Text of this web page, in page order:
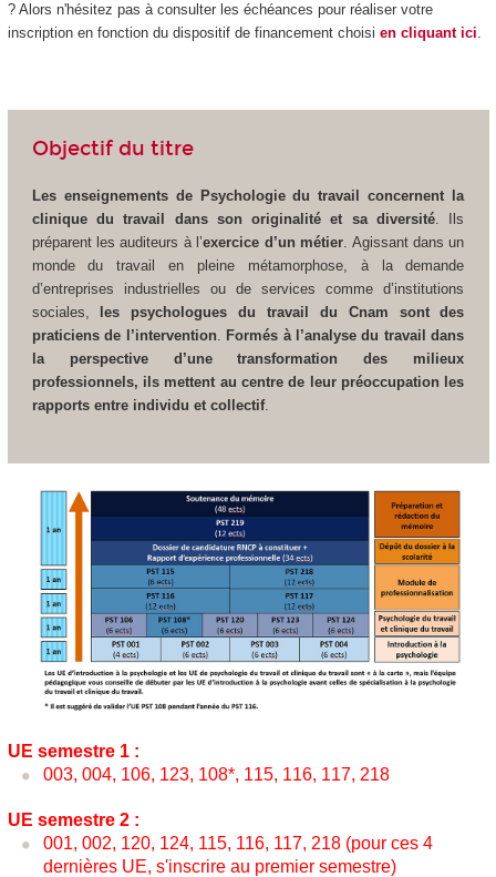
? Alors n'hésitez pas à consulter les échéances pour réaliser votre
inscription en fonction du dispositif de financement choisi en cliquant ici.
Objectif du titre
Les enseignements de Psychologie du travail concernent la
clinique du travail dans son originalité et sa diversité . Ils
préparent les auditeurs à l’exercice d’un métier . Agissant dans un
monde du travail en pleine métamorphose, à la demande
d’entreprises industrielles ou de services comme d’institutions
sociales,
les psychologues du travail du Cnam sont des
praticiens de l’intervention
Formés à l’analyse du travail dans
la perspective d’une transformation des milieux
professionnels, ils mettent au centre de leur préoccupation les
rapports entre individu et collectif.
UE semestre 1 :
003, 004, 106, 123, 108*, 115, 116, 117, 218
UE semestre 2 :
001, 002, 120, 124, 115, 116, 117, 218 (pour ces 4
dernières UE, s'inscrire au premier semestre)